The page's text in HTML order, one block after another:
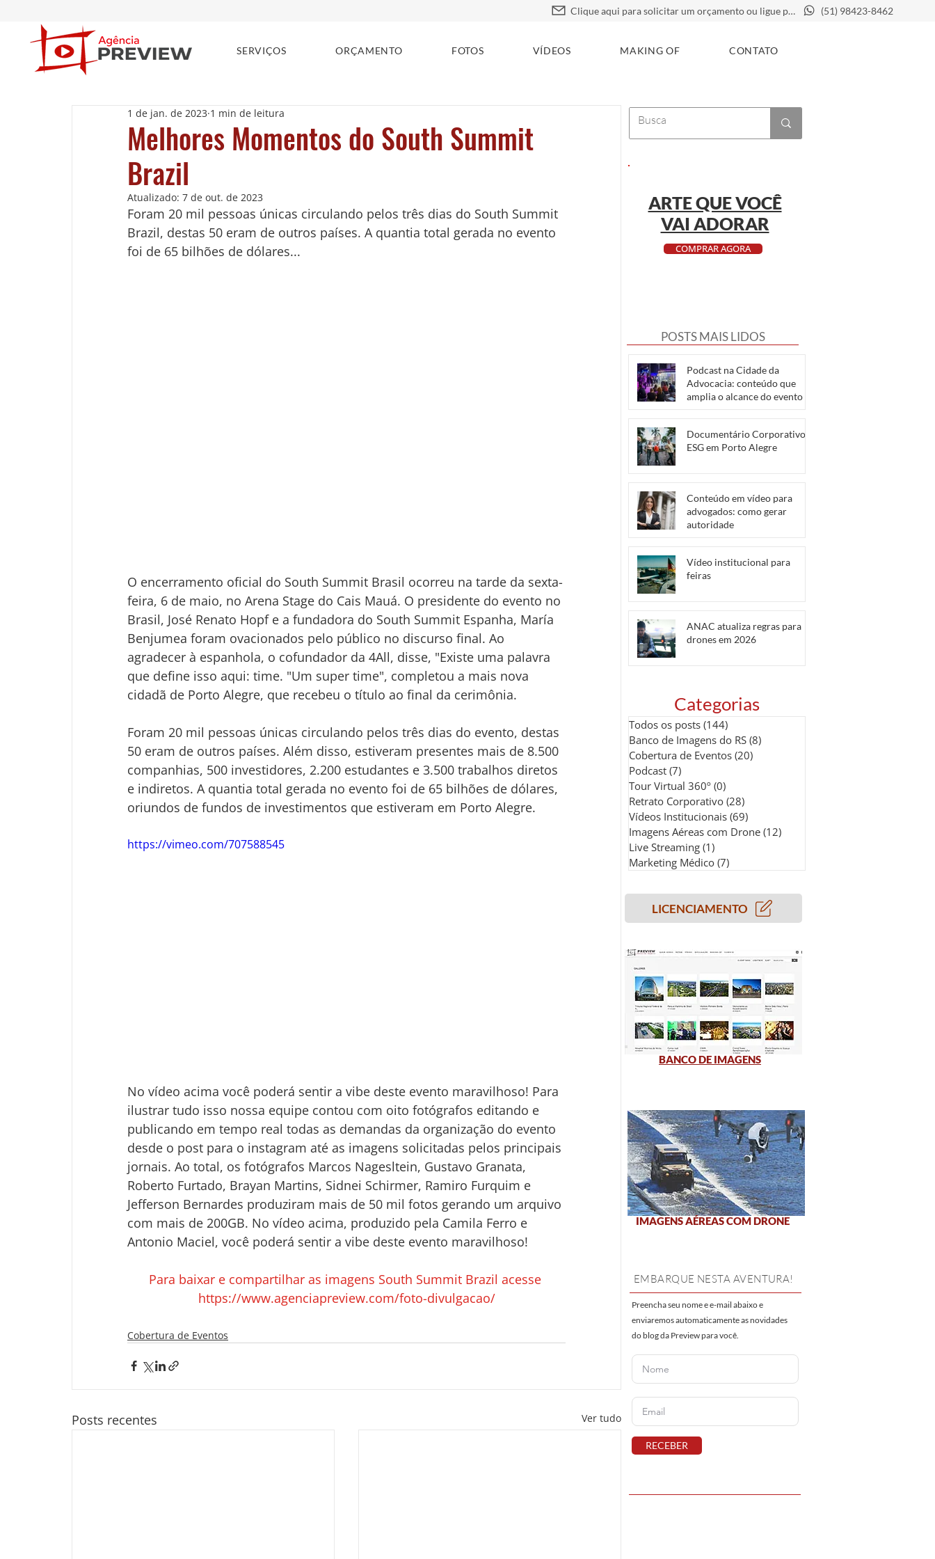
Clique aqui para solicitar um orçamento ou ligue para (51) 98423-8462
SERVIÇOS ORÇAMENTO FOTOS VÍDEOS MAKING OF CONTATO
Melhores Momentos do South Summit
Brazil
1 de jan. de 2023 1 min de leitura
Atualizado: 7 de out. de 2023
Foram 20 mil pessoas únicas circulando pelos três dias do South Summit
Brazil, destas 50 eram de outros países. A quantia total gerada no evento
foi de 65 bilhões de dólares...
O encerramento oficial do South Summit Brasil ocorreu na tarde da sexta-
feira, 6 de maio, no Arena Stage do Cais Mauá. O presidente do evento no
Brasil, José Renato Hopf e a fundadora do South Summit Espanha, María
Benjumea foram ovacionados pelo público no discurso final. Ao
agradecer à espanhola, o cofundador da 4All, disse, "Existe uma palavra
que define isso aqui: time. "Um super time", completou a mais nova
cidadã de Porto Alegre, que recebeu o título ao final da cerimônia.
Foram 20 mil pessoas únicas circulando pelos três dias do evento, destas
50 eram de outros países. Além disso, estiveram presentes mais de 8.500
companhias, 500 investidores, 2.200 estudantes e 3.500 trabalhos diretos
e indiretos. A quantia total gerada no evento foi de 65 bilhões de dólares,
oriundos de fundos de investimentos que estiveram em Porto Alegre.
https://vimeo.com/707588545
No vídeo acima você poderá sentir a vibe deste evento maravilhoso! Para
ilustrar tudo isso nossa equipe contou com oito fotógrafos editando e
publicando em tempo real todas as demandas da organização do evento
desde o post para o instagram até as imagens solicitadas pelos principais
jornais. Ao total, os fotógrafos Marcos Nagesltein, Gustavo Granata,
Roberto Furtado, Brayan Martins, Sidnei Schirmer, Ramiro Furquim e
Jefferson Bernardes produziram mais de 50 mil fotos gerando um arquivo
com mais de 200GB. No vídeo acima, produzido pela Camila Ferro e
Antonio Maciel, você poderá sentir a vibe deste evento maravilhoso!
Para baixar e compartilhar as imagens South Summit Brazil acesse
https://www.agenciapreview.com/foto-divulgacao/
Cobertura de Eventos
Posts recentes Ver tudo
ARTE QUE VOCÊ
VAI ADORAR
COMPRAR AGORA
POSTS MAIS LIDOS
Podcast na Cidade da
Advocacia: conteúdo que
amplia o alcance do evento
Documentário Corporativo e
ESG em Porto Alegre
Conteúdo em vídeo para
advogados: como gerar
autoridade
Vídeo institucional para
feiras
ANAC atualiza regras para
drones em 2026
Categorias
Todos os posts (144)
Banco de Imagens do RS (8)
Cobertura de Eventos (20)
Podcast (7)
Tour Virtual 360º (0)
Retrato Corporativo (28)
Vídeos Institucionais (69)
Imagens Aéreas com Drone (12)
Live Streaming (1)
Marketing Médico (7)
LICENCIAMENTO
BANCO DE IMAGENS
IMAGENS AÉREAS COM DRONE
EMBARQUE NESTA AVENTURA!
Preencha seu nome e e-mail abaixo e
enviaremos automaticamente as novidades
do blog da Preview para você.
RECEBER